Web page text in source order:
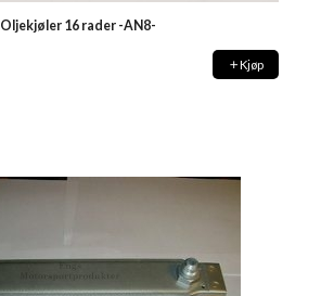
Oljekjøler 16 rader -AN8-
Kjøp